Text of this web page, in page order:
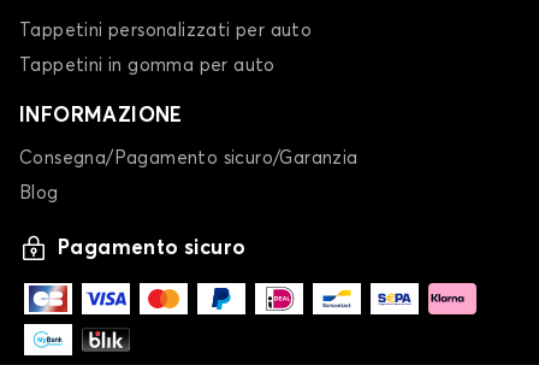
Tappetini personalizzati per auto
Tappetini in gomma per auto
INFORMAZIONE
Consegna/Pagamento sicuro/Garanzia
Blog
Pagamento sicuro